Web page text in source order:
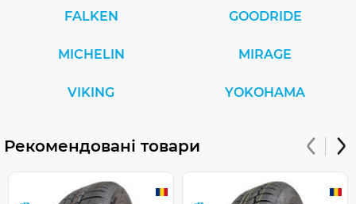
FALKEN GOODRIDE
MICHELIN MIRAGE
VIKING YOKOHAMA
Рекомендовані товари